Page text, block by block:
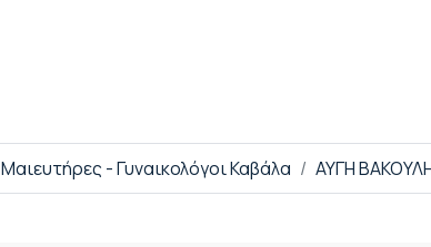
Μαιευτήρες - Γυναικολόγοι Καβάλα ΑΥΓΗ